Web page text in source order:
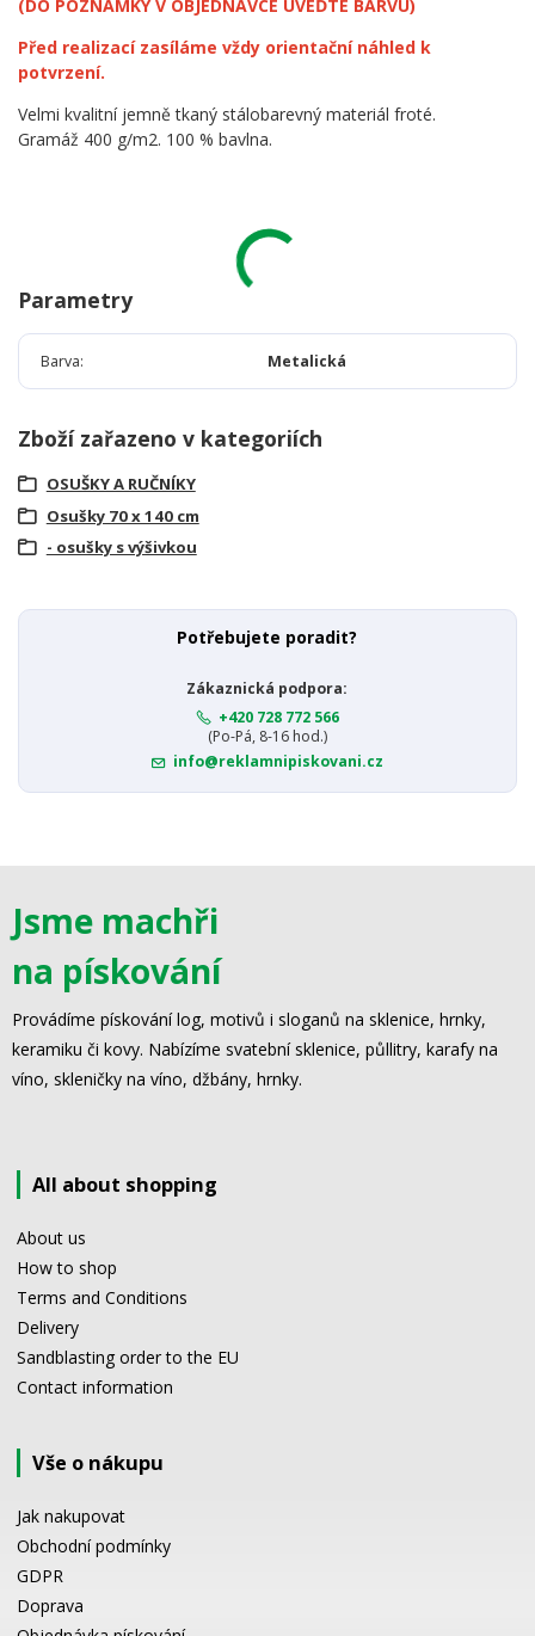
(DO POZNÁMKY V OBJEDNÁVCE UVEĎTE BARVU)
Před realizací zasíláme vždy orientační náhled k
potvrzení.
Velmi kvalitní jemně tkaný stálobarevný materiál froté.
Gramáž 400 g/m2. 100 % bavlna.
Parametry
Barva Metalická
Zboží zařazeno v kategoriích
OSUŠKY A RUČNÍKY
Osušky 70 x 140 cm
- osušky s výšivkou
Potřebujete poradit?
Zákaznická podpora:
+420 728 772 566
(Po-Pá, 8-16 hod.)
info@reklamnipiskovani.cz
Jsme machři
na pískování
Provádíme pískování log, motivů i sloganů na sklenice, hrnky,
keramiku či kovy. Nabízíme svatební sklenice, půllitry, karafy na
víno, skleničky na víno, džbány, hrnky.
All about shopping
About us
How to shop
Terms and Conditions
Delivery
Sandblasting order to the EU
Contact information
Vše o nákupu
Jak nakupovat
Obchodní podmínky
GDPR
Doprava